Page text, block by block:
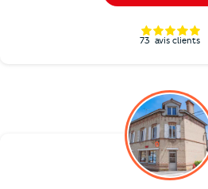
73 avis clients